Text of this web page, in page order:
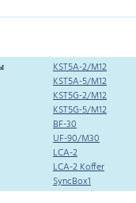
KST5A-2/M12
KST5A-5/M12
KST5G-2/M12
KST5G-5/M12
BF-30
UF-90/M30
LCA-2
LCA-2 Koffer
SyncBox1